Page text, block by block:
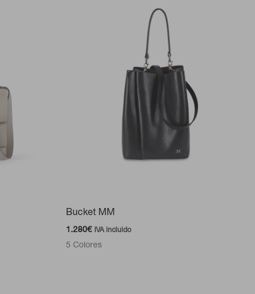
Bucket MM
1.280€ IVA incluido
5 Colores